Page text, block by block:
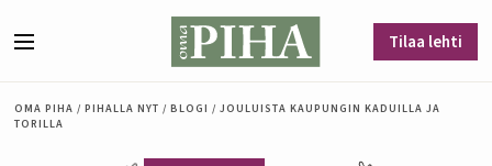
Tilaa lehti
OMA PIHA / PIHALLA NYT / BLOGI / JOULUISTA KAUPUNGIN KADUILLA JA
TORILLA